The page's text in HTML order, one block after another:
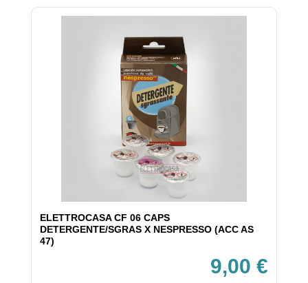
ELETTROCASA CF 06 CAPS
DETERGENTE/SGRAS X NESPRESSO (ACC AS
47)
9,00 €